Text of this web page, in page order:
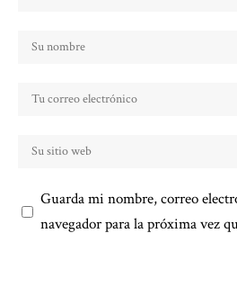
Guarda mi nombre, correo
navegador para la próxima vez